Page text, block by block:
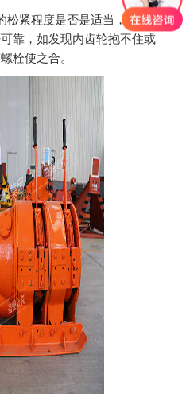
松紧程度是否是适当，电耙子
靠，如发现内齿轮抱不住或
栓使之合。